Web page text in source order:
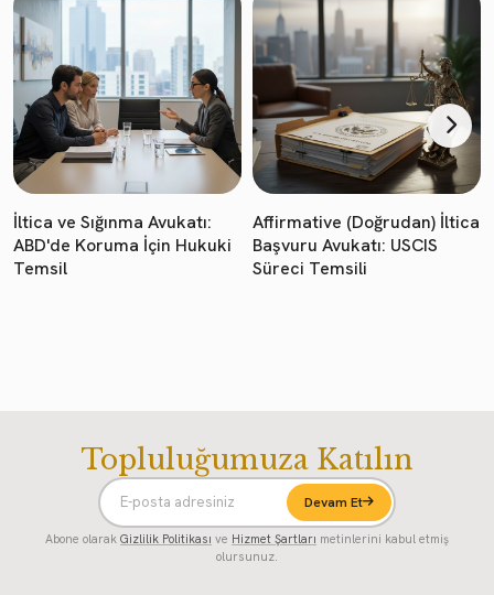
İltica ve Sığınma Avukatı:
ABD'de Koruma İçin Hukuki
Temsil
Affirmative (Doğrudan) İltica
Başvuru Avukatı: USCIS
Süreci Temsili
Topluluğumuza Katılın
Devam Et
Abone olarak Gizlilik Politikası ve Hizmet Şartları metinlerini kabul etmiş
olursunuz.